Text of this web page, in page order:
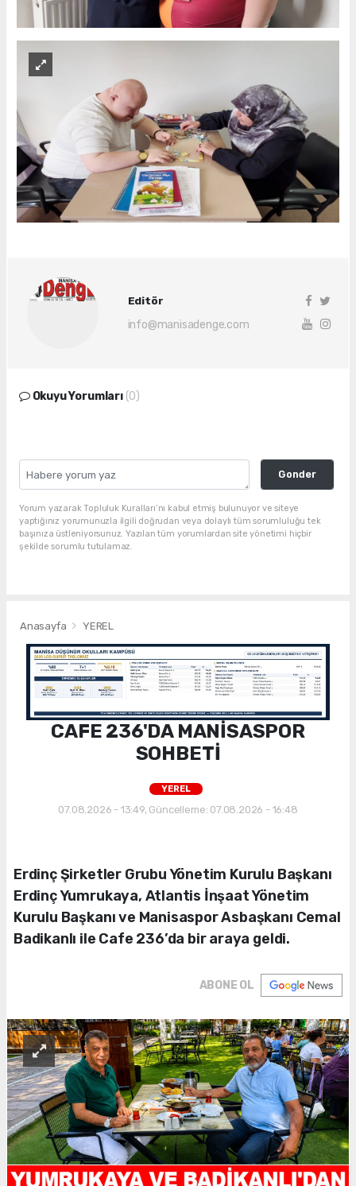
Editör
info@manisadenge.com
Okuyu Yorumları (0)
Gonder
Yorum yazarak Topluluk Kuralları’nı kabul etmiş bulunuyor ve siteye
yaptığınız yorumunuzla ilgili doğrudan veya dolaylı tüm sorumluluğu tek
başınıza üstleniyorsunuz. Yazılan tüm yorumlardan site yönetimi hiçbir
şekilde sorumlu tutulamaz.
Anasayfa YEREL
CAFE 236'DA MANİSASPOR
SOHBETİ
YEREL
07.08.2026 - 13:49, Güncelleme: 07.08.2026 - 16:48
Erdinç Şirketler Grubu Yönetim Kurulu Başkanı
Erdinç Yumrukaya, Atlantis İnşaat Yönetim
Kurulu Başkanı ve Manisaspor Asbaşkanı Cemal
Badikanlı ile Cafe 236’da bir araya geldi.
ABONE OL